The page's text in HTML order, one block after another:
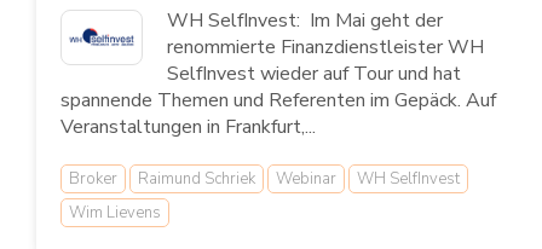
WH SelfInvest: Im Mai geht der
renommierte Finanzdienstleister WH
SelfInvest wieder auf Tour und hat
spannende Themen und Referenten im Gepäck. Auf
Veranstaltungen in Frankfurt,...
Broker Raimund Schriek Webinar
WH SelfInvest
Wim Lievens